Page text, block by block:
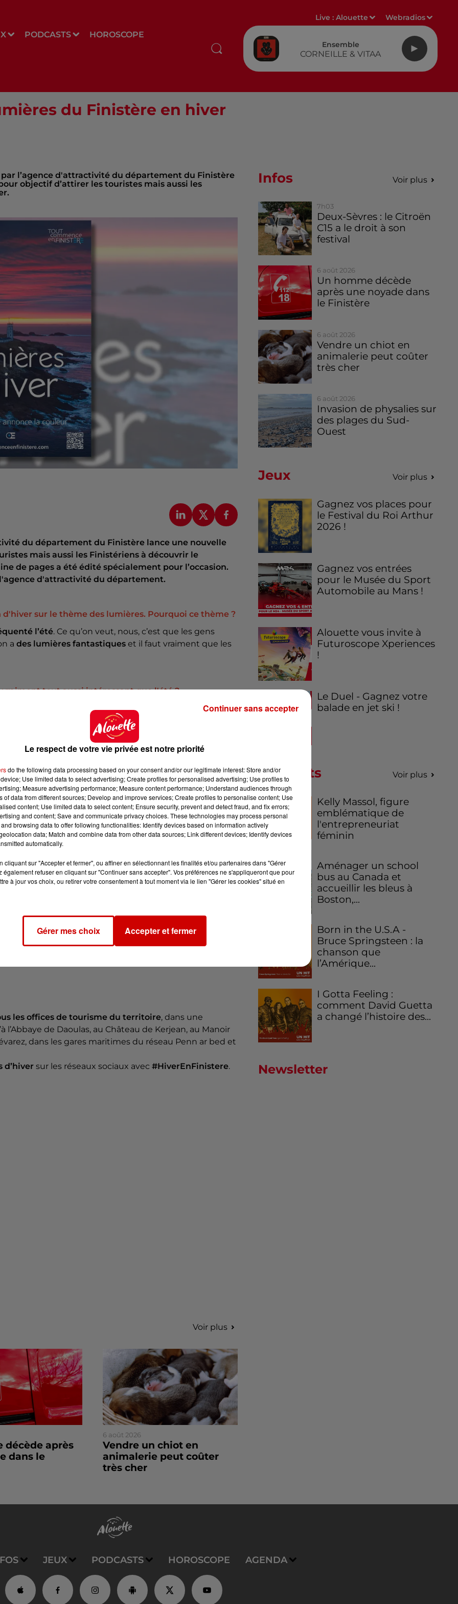
PODCASTS HOROSCOPE
Live :Alouette Webradios
Ensemble
CORNEILLE & VITAA
du Finistère en hiver
par l’agence d'attractivité du département du Finistère
objectif d’attirer les touristes mais aussi les
du département du Finistère lance une nouvelle
mais aussi les Finistériens à découvrir le
de pages a été édité spécialement pour l’occasion.
d'attractivité du département.
sur le thème des lumières. Pourquoi ce thème ?
l’été. Ce qu’on veut, nous, c’est que les gens
a des lumières fantastiques et il faut vraiment que les
tout aussi intéressant que l'été ?
est tellement
diversifié dans les paysages
. Moi qui ai
peu partout dans ce Finistère, je m’aperçois qu’il y a
notre département,tout simplement. Comme je le dis
des surfréquentations. Notre Finistère est grand,
d’être visité et découvert en hiver.
cette nouvelle campagne de communication, est
ce guide au format de poche ?
connus et d’autres qui le sont moins. Quelques
départemental Breton à Quimper, le château de
Cette année, on a décidé de monter en puissance et
donne vraiment
évènements. C'est bien cela ?
mis
janvier. On a aussi mis
l’Open de Tennis de
ce livret.
les offices de tourisme du territoire, dans une
de Daoulas, au Château de Kerjean, au Manoir
dans les gares maritimes du réseau Penn ar bed et
d’hiver sur les réseaux sociaux avec #HiverEnFinistere.
Infos Voir plus
7h03
Deux-Sèvres : le Citroën
C15 a le droit à son
festival
6 août 2026
Un homme décède
après une noyade dans
le Finistère
6 août 2026
Vendre un chiot en
animalerie peut coûter
très cher
6 août 2026
Invasion de physalies sur
des plages du Sud-
Ouest
Jeux Voir plus
Gagnez vos places pour
le Festival du Roi Arthur
2026 !
Gagnez vos entrées
pour le Musée du Sport
Automobile au Mans !
Alouette vous invite à
Futuroscope Xperiences
!
Le Duel - Gagnez votre
balade en jet ski !
Podcasts Voir plus
Kelly Massol, figure
emblématique de
l'entrepreneuriat
féminin
Aménager un school
bus au Canada et
accueillir les bleus à
Boston,...
Born in the U.S.A -
Bruce Springsteen : la
chanson que
l’Amérique...
I Gotta Feeling :
comment David Guetta
a changé l’histoire des...
Newsletter
Voir plus
décède après
dans le
6 août 2026
Vendre un chiot en
animalerie peut coûter
très cher
JEUX PODCASTS HOROSCOPE AGENDA
Le respect de votre vie privée est notre priorité
do the following data processing based on your consent and/or our legitimate interest: Store and/or
Use limited data to select advertising; Create profiles for personalised advertising; Use profiles to
Measure advertising performance; Measure content performance; Understand audiences through
of data from different sources; Develop and improve services; Create profiles to personalise content; Use
content; Use limited data to select content; Ensure security, prevent and detect fraud, and fix errors;
and content; Save and communicate privacy choices. These technologies may process personal
browsing data to offer following functionalities: Identify devices based on information actively
data; Match and combine data from other data sources; Link different devices; Identify devices
automatically.
cliquant sur "Accepter et fermer", ou affiner en sélectionnant les finalités et/ou partenaires dans "Gérer
également refuser en cliquant sur "Continuer sans accepter". Vos préférences ne s'appliqueront que pour
à jour vos choix, ou retirer votre consentement à tout moment via le lien "Gérer les cookies" situé en
Gérer mes choix Accepter et fermer
Continuer sans accepter